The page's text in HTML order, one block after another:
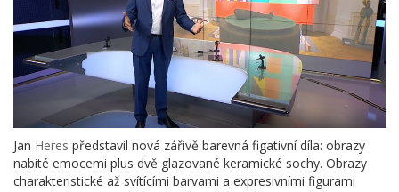
Jan Heres představil nová zářivě barevná figativní díla: obrazy
nabité emocemi plus dvě glazované keramické sochy. Obrazy
charakteristické až svítícími barvami a expresivními figurami